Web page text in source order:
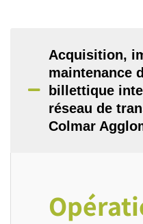
Acquisition,
maintenance
billettique
réseau de
Colmar